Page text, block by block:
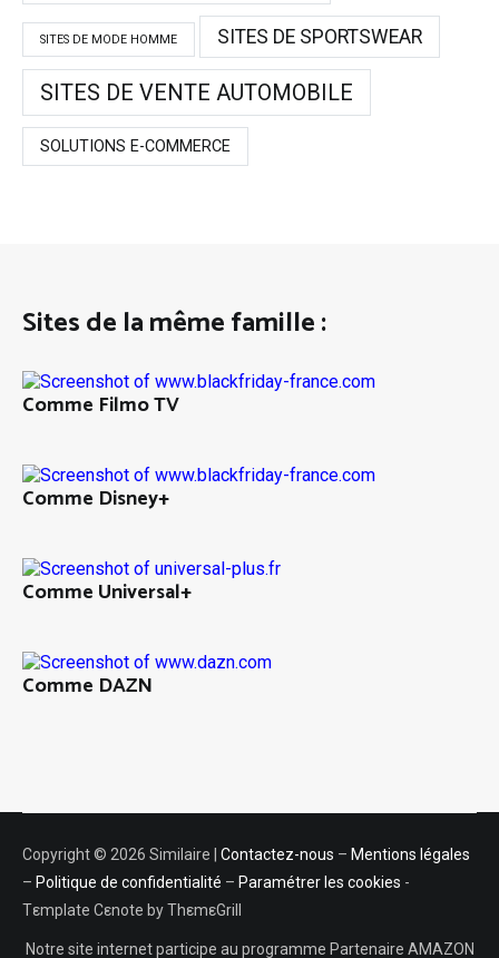
SITES DE MODE HOMME SITES DE SPORTSWEAR
SITES DE VENTE AUTOMOBILE
SOLUTIONS E-COMMERCE
Sites de la même famille :
Comme Filmo TV
Comme Disney+
Comme Universal+
Comme DAZN
Copyright © 2026 Similaire | Contactez-nous – Mentions légales
– Politique de confidentialité – Paramétrer les cookies -
Tεmplate Cεnote by ThεmεGrill
Notre site internet participe au programme Partenaire AMAZON